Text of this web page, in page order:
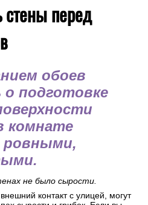
стены перед
обоев
подготовке
комнате
не было сырости.
контакт с улицей, могут